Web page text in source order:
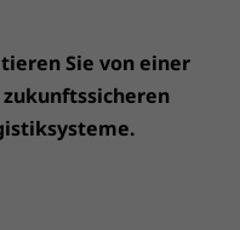
Sie von einer